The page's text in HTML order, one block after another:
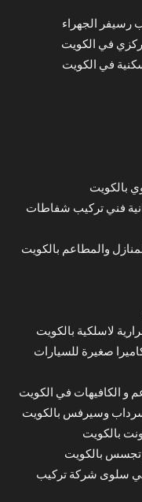
رسيفر الجهراء
في الكويت
في الكويت
بالكويت
فني تركيب شفاطات
والمطاعم بالكويت
لاسلكية بالكويت
صغيرة للسيارات
و الكافيهات في الكويت
وسيرفس بالكويت
بالكويت
تجسس بالكويت
سلوى شركة تركيب